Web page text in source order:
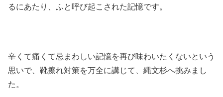
るにあたり、ふと呼び起こされた記憶です。
辛くて痛くて忌まわしい記憶を再び味わいたくないという
思いで、靴擦れ対策を万全に講じて、縄文杉へ挑みまし
た。